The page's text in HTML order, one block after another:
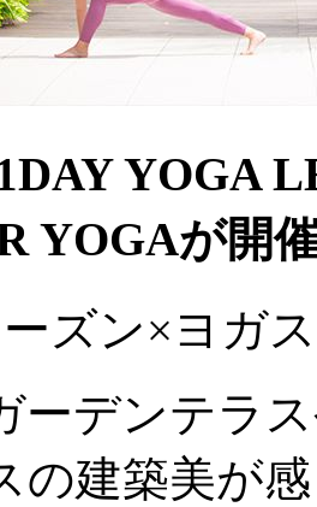
YOGA
YOGAが開
ーズン×ヨガ
ーデンテラ
の建築美が